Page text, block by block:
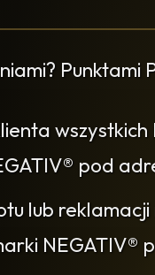
pod
lub
NEGATIV®